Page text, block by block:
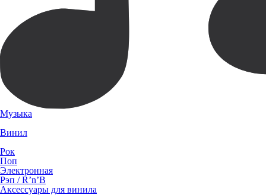
Музыка
Винил
Рок
Поп
Электронная
Рэп / R’n’B
Аксессуары для винила